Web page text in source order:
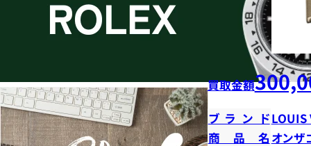
買取金額
ブランドLOUIS
商品名 オンザ